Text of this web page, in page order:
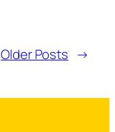
Older Posts →